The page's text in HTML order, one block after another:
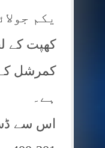
ہے۔
اس سے